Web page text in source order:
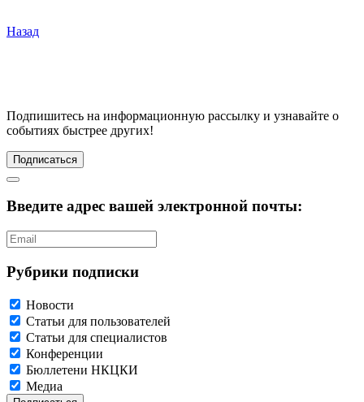
Назад
Подпишитесь на информационную рассылку и узнавайте о
событиях быстрее других!
Подписаться
Введите адрес вашей электронной почты:
Рубрики подписки
Новости
Статьи для пользователей
Статьи для специалистов
Конференции
Бюллетени НКЦКИ
Медиа